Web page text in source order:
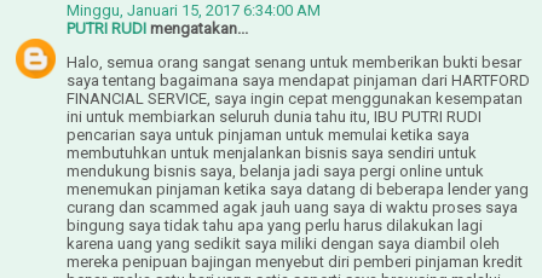
Minggu, Januari 15, 2017 6:34:00 AM
PUTRI RUDI mengatakan...
Halo, semua orang sangat senang untuk memberikan bukti besar
saya tentang bagaimana saya mendapat pinjaman dari HARTFORD
FINANCIAL SERVICE, saya ingin cepat menggunakan kesempatan
ini untuk membiarkan seluruh dunia tahu itu, IBU PUTRI RUDI
pencarian saya untuk pinjaman untuk memulai ketika saya
membutuhkan untuk menjalankan bisnis saya sendiri untuk
mendukung bisnis saya, belanja jadi saya pergi online untuk
menemukan pinjaman ketika saya datang di beberapa lender yang
curang dan scammed agak jauh uang saya di waktu proses saya
bingung saya tidak tahu apa yang perlu harus dilakukan lagi
karena uang yang sedikit saya miliki dengan saya diambil oleh
mereka penipuan bajingan menyebut diri pemberi pinjaman kredit